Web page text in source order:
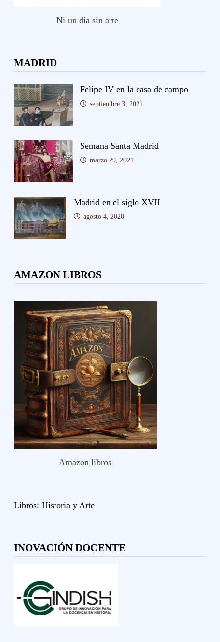
Ni un día sin arte
MADRID
Felipe IV en la casa de campo
septiembre 3, 2021
Semana Santa Madrid
marzo 29, 2021
Madrid en el siglo XVII
agosto 4, 2020
AMAZON LIBROS
Amazon libros
Libros: Historia y Arte
INOVACIÓN DOCENTE